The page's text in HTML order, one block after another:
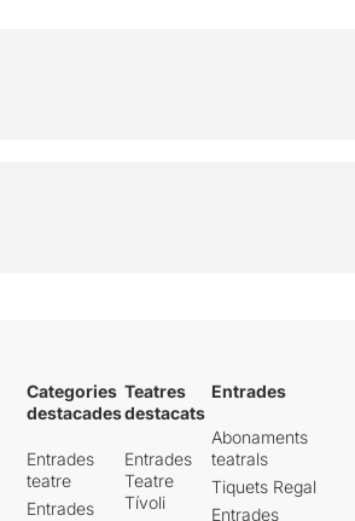
Categories
destacades
Entrades
teatre
Entrades
Teatres
destacats
Entrades
Teatre
Tívoli
Entrades
Abonaments
teatrals
Tiquets Regal
Entrades